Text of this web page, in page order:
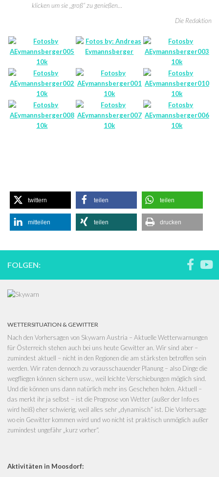
klicken um sie „groß“ zu genießen…
Die Redaktion
twittern teilen teilen
mitteilen teilen drucken
FOLGEN:
WETTERSITUATION & GEWITTER
Nach den Vorhersagen von Skywarn Austria – Aktuelle Wetterwarnungen
für Österreich stehen auch bei uns heute Gewitter an. Wir sind aber –
zumindest aktuell – nicht in den Regionen die am stärksten betroffen sein
werden. Wir raten dennoch zu vorausschauender Planung – also Dinge die
wegfliegen können sichern usw., weil leichte Verschiebungen möglich sind.
Und die können uns dann natürlich mehr ins Geschehen holen. Aktuell –
das merkt ihr ja selbst – ist die Prognose von Wetter (außer der Info es
wird heiß) eher schwierig, weil alles sehr „dynamisch“ ist. Die Vorhersage
wo ein Gewitter kommen wird und wo nicht ist praktisch unmöglich außer
zumindest ungefähr „kurz vorher“.
Aktivitäten in Moosdorf: